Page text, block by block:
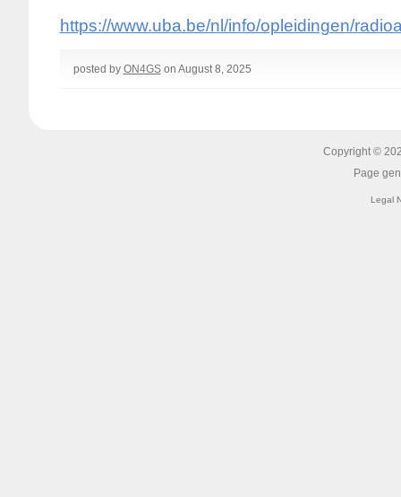
https://www.uba.be/nl/info/opleidingen/
posted by ON4GSon August 8, 2025
Copyright ©
Page
Legal